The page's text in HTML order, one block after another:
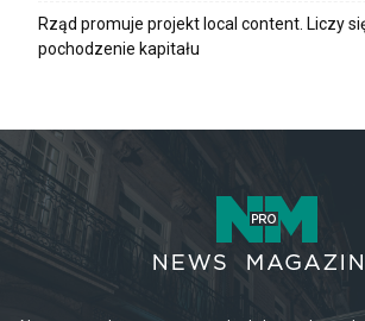
Rząd promuje projekt local content. Liczy
pochodzenie kapitału